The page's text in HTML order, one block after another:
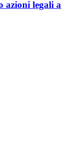
azioni legali a